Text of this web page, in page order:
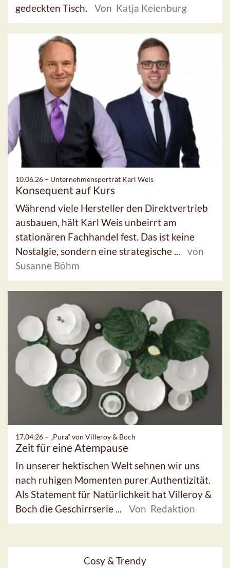
gedeckten Tisch. Von Katja Keienburg
10.06.26 – Unternehmensporträt Karl Weis
Konsequent auf Kurs
Während viele Hersteller den Direktvertrieb
ausbauen, hält Karl Weis unbeirrt am
stationären Fachhandel fest. Das ist keine
Nostalgie, sondern eine strategische ...
von
Susanne Böhm
17.04.26 – „Pura“ von Villeroy & Boch
Zeit für eine Atempause
In unserer hektischen Welt sehnen wir uns
nach ruhigen Momenten purer Authentizität.
Als Statement für Natürlichkeit hat Villeroy &
Boch die Geschirrserie ...
Von Redaktion
Cosy & Trendy